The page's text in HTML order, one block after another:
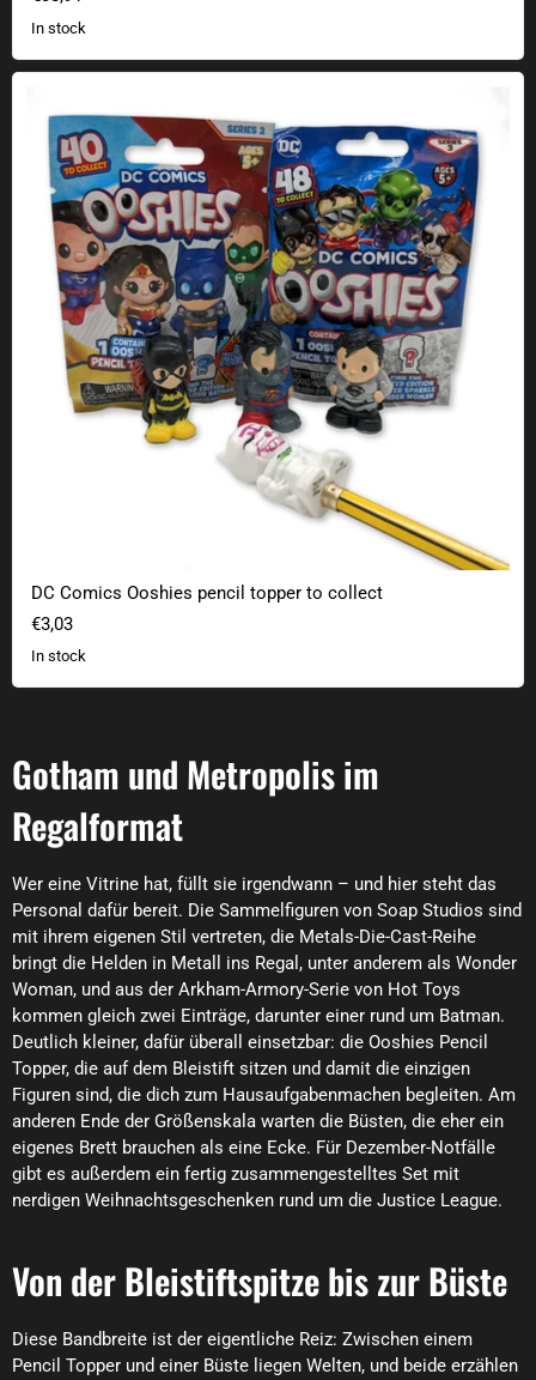
In stock
DC Comics Ooshies pencil topper to collect
€3,03
In stock
Gotham und Metropolis im
Regalformat
Wer eine Vitrine hat, füllt sie irgendwann – und hier steht das
Personal dafür bereit. Die Sammelfiguren von Soap Studios sind
mit ihrem eigenen Stil vertreten, die Metals-Die-Cast-Reihe
bringt die Helden in Metall ins Regal, unter anderem als Wonder
Woman, und aus der Arkham-Armory-Serie von Hot Toys
kommen gleich zwei Einträge, darunter einer rund um Batman.
Deutlich kleiner, dafür überall einsetzbar: die Ooshies Pencil
Topper, die auf dem Bleistift sitzen und damit die einzigen
Figuren sind, die dich zum Hausaufgabenmachen begleiten. Am
anderen Ende der Größenskala warten die Büsten, die eher ein
eigenes Brett brauchen als eine Ecke. Für Dezember-Notfälle
gibt es außerdem ein fertig zusammengestelltes Set mit
nerdigen Weihnachtsgeschenken rund um die Justice League.
Von der Bleistiftspitze bis zur Büste
Diese Bandbreite ist der eigentliche Reiz: Zwischen einem
Pencil Topper und einer Büste liegen Welten, und beide erzählen